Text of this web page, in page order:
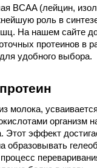
BCAA (лейцин,
роль в
На нашем сайте
протеинов в
удобного выбора.
молока,
организм
Этот эффект
образовывать